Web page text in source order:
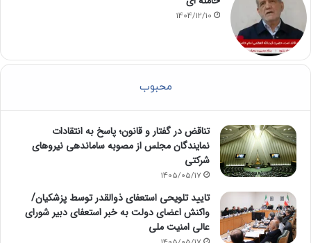
1404/12/10
محبوب
تناقض در گفتار و قانون؛ پاسخ به انتقادات
نمایندگان مجلس از مصوبه ساماندهی نیروهای
شرکتی
1405/05/17
تایید تلویحی استعفای ذوالقدر توسط پزشکیان/
واکنش اعضای دولت به خبر استعفای دبیر شورای
عالی امنیت ملی